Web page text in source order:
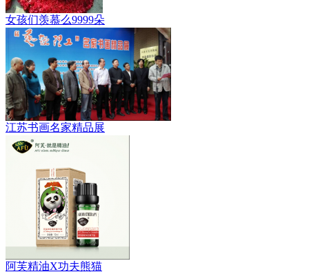
女孩们羡慕么9999朵
江苏书画名家精品展
阿芙精油X功夫熊猫